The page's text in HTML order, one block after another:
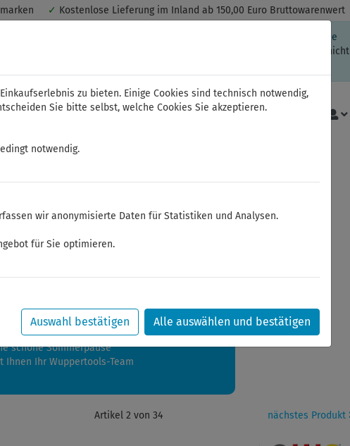
✓ Kostenlose Lieferung im Inland ab 150,00 Euro Bruttowarenwert
Dabei werden beispielsweise die Session-Informationen oder die
der Funktionsumfang des Online-Shops eingeschränkt.
Sind Sie damit nicht
FELO Bauer & Böcker Mehr
und 21.08.2026 machen auch wir Urlaub.
Zeitraum werden ab dem 24.08.2026 verschickt.
schöne Sommerpause
Ihnen Ihr Wuppertools-Team
Artikel 2 von 34 nächstes Produkt
zu bieten. Einige Cookies sind technisch notwendig,
Sie bitte selbst, welche Cookies Sie akzeptieren.
notwendig.
wir anonymisierte Daten für Statistiken und Analysen.
für Sie optimieren.
Auswahl bestätigen Alle auswählen und bestätigen